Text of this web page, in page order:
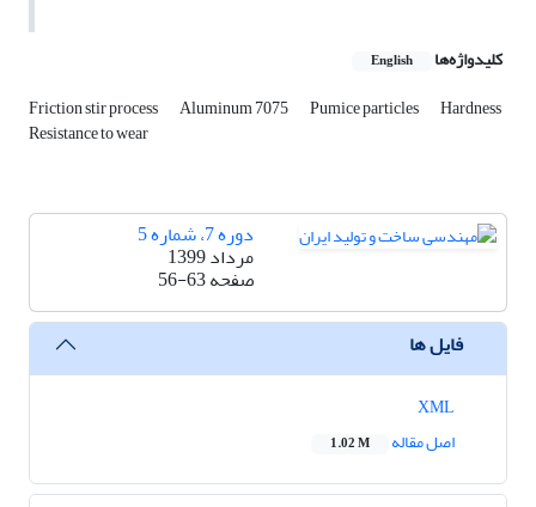
کلیدواژه‌ها English
Friction stir process Aluminum 7075 Pumice particles Hardness
Resistance to wear
دوره 7، شماره 5
مرداد 1399
صفحه56-63
فایل ها
اصل مقاله
1.02 M